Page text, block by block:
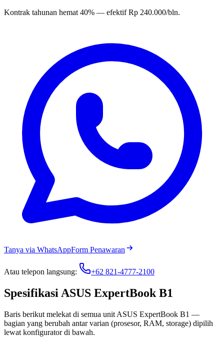
Kontrak tahunan hemat 40% — efektif Rp 240.000/bln.
Tanya via WhatsAppForm Penawaran
Atau telepon langsung: +62 821-4777-2100
Spesifikasi ASUS ExpertBook B1
Baris berikut melekat di semua unit ASUS ExpertBook B1 —
bagian yang berubah antar varian (prosesor, RAM, storage) dipilih
lewat konfigurator di bawah.